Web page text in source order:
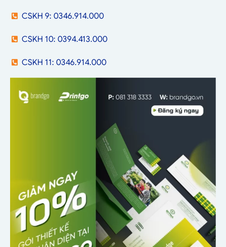
CSKH 9: 0346.914.000
CSKH 10: 0394.413.000
CSKH 11: 0346.914.000